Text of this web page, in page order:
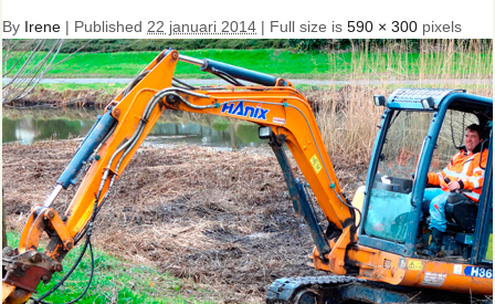
By Irene | Published 22 januari 2014 | Full size is590 × 300 pixels